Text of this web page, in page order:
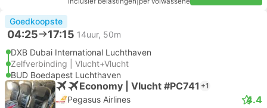
Goedkoopste
04:25 17:15 14uur, 50m
DXB Dubai International Luchthaven
Zelfverbinding | Vlucht+Vlucht
BUD Boedapest Luchthaven
Economy | Vlucht #PC741 +1
Pegasus Airlines 4.4